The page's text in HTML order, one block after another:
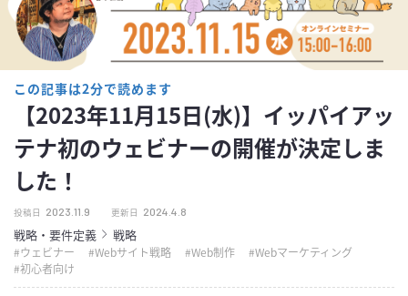
この記事は2分で読めます
【2023年11月15日(水)】イッパイアッ
テナ初のウェビナーの開催が決定しま
した！
投稿日 2023.11.9 更新日 2024.4.8
戦略・要件定義 戦略
ウェビナー Webサイト戦略 Web制作
Webマーケティング
初心者向け